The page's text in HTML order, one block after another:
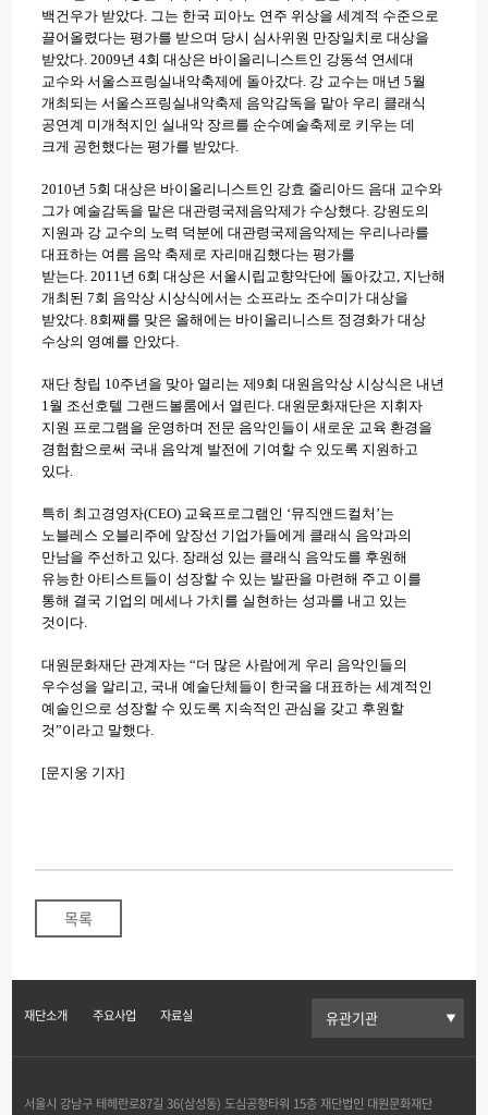
백건우가 받았다. 그는 한국 피아노 연주 위상을 세계적 수준으로
끌어올렸다는 평가를 받으며 당시 심사위원 만장일치로 대상을
받았다.2009년 4회 대상은 바이올리니스트인 강동석 연세대
교수와 서울스프링실내악축제에 돌아갔다. 강 교수는 매년 5월
개최되는 서울스프링실내악축제 음악감독을 맡아 우리 클래식
공연계 미개척지인 실내악 장르를 순수예술축제로 키우는 데
크게 공헌했다는 평가를 받았다.
2010년 5회 대상은 바이올리니스트인 강효 줄리아드 음대 교수와
그가 예술감독을 맡은 대관령국제음악제가 수상했다. 강원도의
지원과 강 교수의 노력 덕분에 대관령국제음악제는 우리나라를
대표하는 여름 음악 축제로 자리매김했다는 평가를
받는다.2011년 6회 대상은 서울시립교향악단에 돌아갔고, 지난해
개최된 7회 음악상 시상식에서는 소프라노 조수미가 대상을
받았다. 8회째를 맞은 올해에는 바이올리니스트 정경화가 대상
수상의 영예를 안았다.
재단 창립 10주년을 맞아 열리는 제9회 대원음악상 시상식은 내년
1월 조선호텔 그랜드볼룸에서 열린다.대원문화재단은 지휘자
지원 프로그램을 운영하며 전문 음악인들이 새로운 교육 환경을
경험함으로써 국내 음악계 발전에 기여할 수 있도록 지원하고
있다.
특히 최고경영자(CEO) 교육프로그램인 ‘뮤직앤드컬처’는
노블레스 오블리주에 앞장선 기업가들에게 클래식 음악과의
만남을 주선하고 있다. 장래성 있는 클래식 음악도를 후원해
유능한 아티스트들이 성장할 수 있는 발판을 마련해 주고 이를
통해 결국 기업의 메세나 가치를 실현하는 성과를 내고 있는
것이다.
대원문화재단 관계자는 “더 많은 사람에게 우리 음악인들의
우수성을 알리고, 국내 예술단체들이 한국을 대표하는 세계적인
예술인으로 성장할 수 있도록 지속적인 관심을 갖고 후원할
것”이라고 말했다.
[문지웅 기자]
목록
재단소개 주요사업 자료실
서울시 강남구 테헤란로87길 36(삼성동) 도심공항타워 15층 재단법인 대원문화재단